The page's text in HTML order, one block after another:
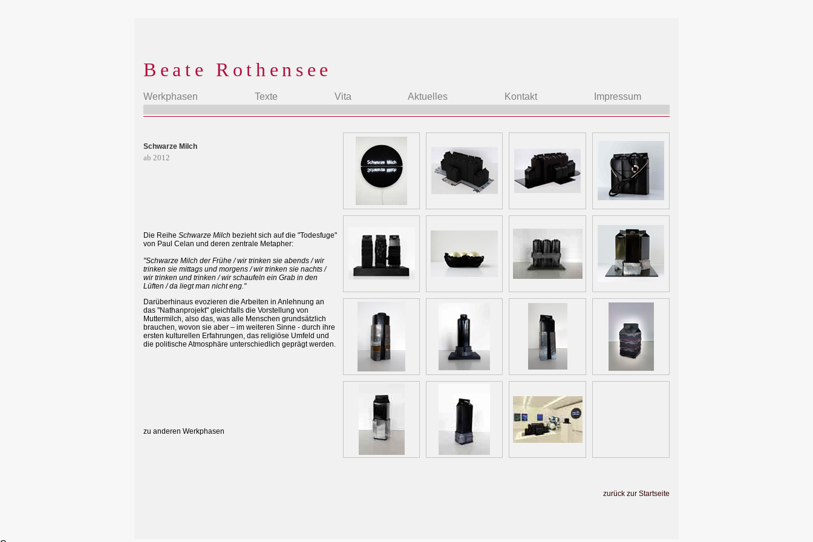
Beate Rothensee
Werkphasen Texte Vita Aktuelles Kontakt Impressum
Schwarze Milch
ab 2012
Die Reihe Schwarze Milch bezieht sich auf die "Todesfuge"
von Paul Celan und deren zentrale Metapher:
"Schwarze Milch der Frühe / wir trinken sie abends / wir
trinken sie mittags und morgens / wir trinken sie nachts /
wir trinken und trinken / wir schaufeln ein Grab in den
Lüften / da liegt man nicht eng."
Darüberhinaus evozieren die Arbeiten in Anlehnung an
das "Nathanprojekt" gleichfalls die Vorstellung von
Muttermilch, also das, was alle Menschen grundsätzlich
brauchen, wovon sie aber – im weiteren Sinne - durch ihre
ersten kulturellen Erfahrungen, das religiöse Umfeld und
die politische Atmosphäre unterschiedlich geprägt werden.
zu anderen Werkphasen
zurück zur Startseite